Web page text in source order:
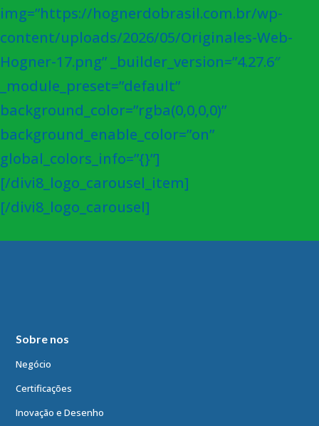
img=”https://hognerdobrasil.com.br/wp-
content/uploads/2026/05/Originales-Web-
Hogner-17.png” _builder_version=”4.27.6″
_module_preset=”default”
background_color=”rgba(0,0,0,0)”
background_enable_color=”on”
global_colors_info=”{}”]
[/divi8_logo_carousel_item]
[/divi8_logo_carousel]
Sobre nos
Negócio
Certificações
Inovação e Desenho